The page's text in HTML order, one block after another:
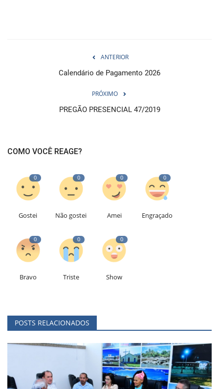
ANTERIOR
Calendário de Pagamento 2026
PRÓXIMO
PREGÃO PRESENCIAL 47/2019
COMO VOCÊ REAGE?
0
Gostei
0
Não gostei
0
Amei
0
Engraçado
0
Bravo
0
Triste
0
Show
POSTS RELACIONADOS